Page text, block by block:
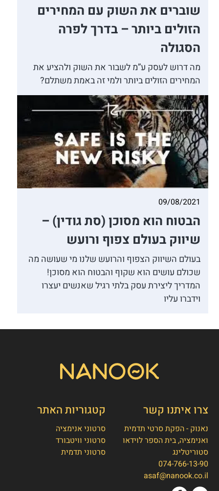
שוברים את השוק עם המחירים
הזולים ביותר – בדרך לפרה
הסגולה
מה דרוש לעסק ע”מ לשבור את השוק ולהציע את
המחירים הזולים ביותר ולמי זה באמת משתלם?
09/08/2021
הבטוח הוא מסוכן (סת גודין) –
שיווק בעולם צפוף ורועש
בעולם השיווק הצפוף והרועש שלנו מי שעושה מה
שכולם עושים הוא שקוף והבטוח הוא מסוכן!
המדריך ליצירת עסק בלתי רגיל שאנשים יעצרו
וידברו עליו
צרו איתנו קשר
נאנוק - הפקת סרטי תדמית
ואנימציה, בית הספר לוידאו
סטוריטלינג
074-766-13-90
asaf@nanook.co.il
קטגוריות האתר
סרטוני אנימציה
סרטוני וויטבורד
סרטוני תדמית